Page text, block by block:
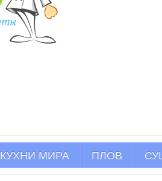
КУХНИ МИРА ПЛОВ